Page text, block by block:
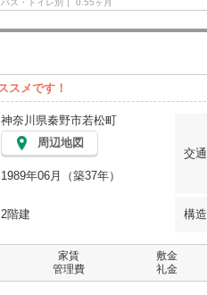
バス・トイレ別
0.55ヶ月
スメです！
神奈川県秦野市若松町
周辺地図
交通
1989年06月（築37年）
2階建 構造
家賃
管理費
敷金
礼金